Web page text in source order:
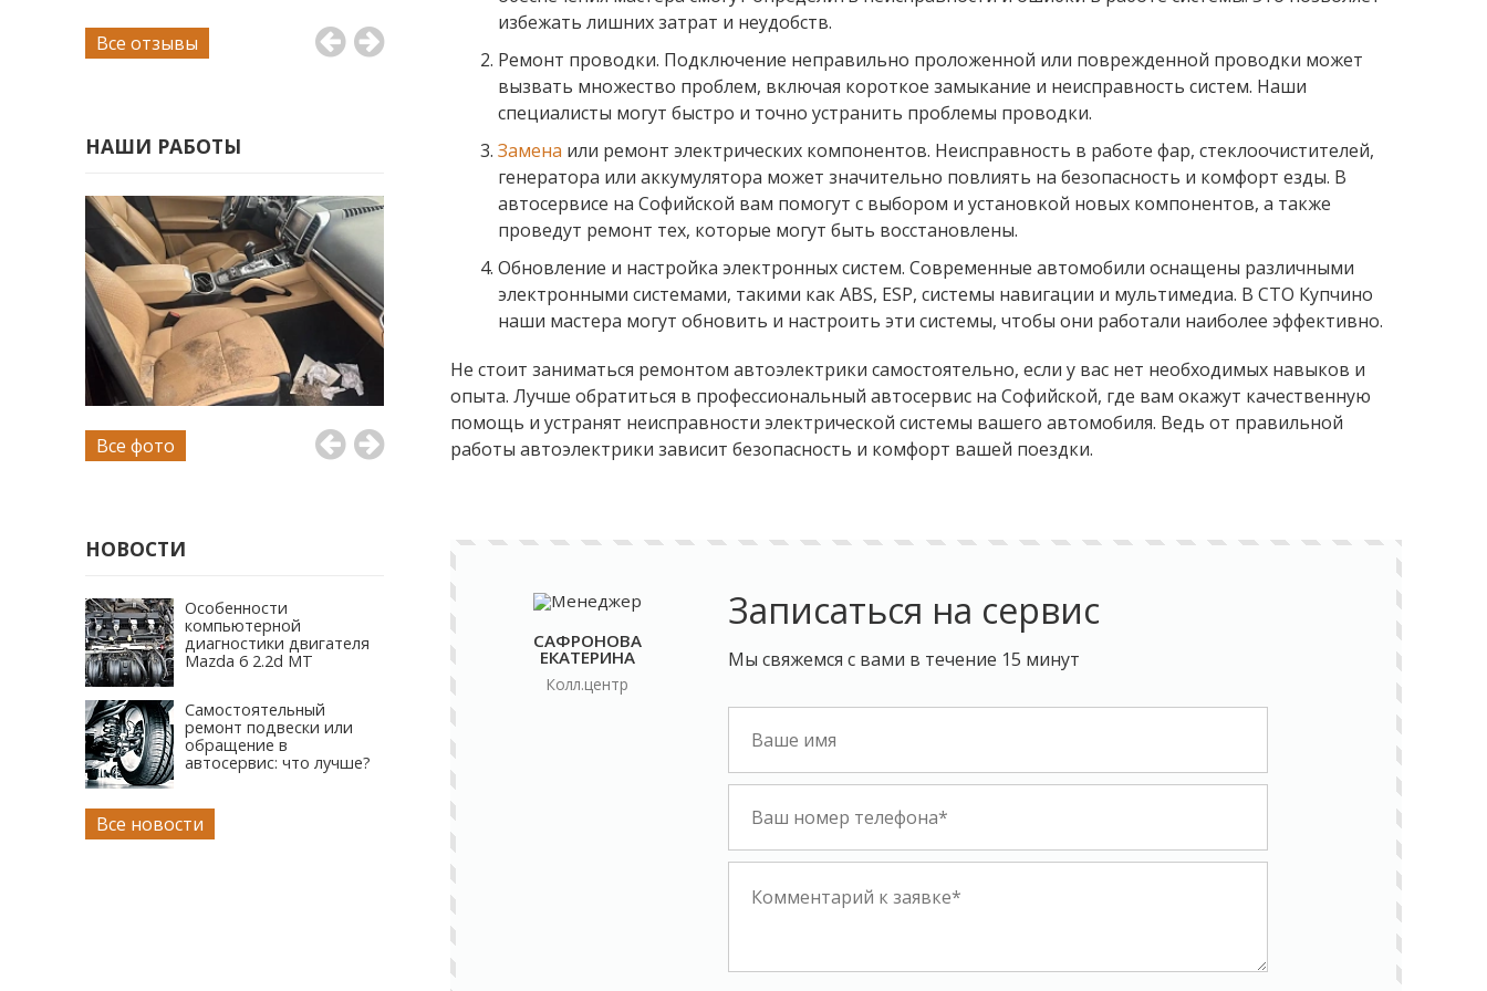
Все отзывы
НАШИ РАБОТЫ
Все фото
НОВОСТИ
Особенности
компьютерной
диагностики двигателя
Mazda 6 2.2d MT
Самостоятельный
ремонт подвески или
обращение в
автосервис: что лучше?
Все новости
избежать лишних затрат и неудобств.
Ремонт проводки. Подключение неправильно проложенной или поврежденной проводки может
вызвать множество проблем, включая короткое замыкание и неисправность систем. Наши
специалисты могут быстро и точно устранить проблемы проводки.
Замена или ремонт электрических компонентов. Неисправность в работе фар, стеклоочистителей,
генератора или аккумулятора может значительно повлиять на безопасность и комфорт езды. В
автосервисе на Софийской вам помогут с выбором и установкой новых компонентов, а также
проведут ремонт тех, которые могут быть восстановлены.
Обновление и настройка электронных систем. Современные автомобили оснащены различными
электронными системами, такими как ABS, ESP, системы навигации и мультимедиа. В СТО Купчино
наши мастера могут обновить и настроить эти системы, чтобы они работали наиболее эффективно.
Не стоит заниматься ремонтом автоэлектрики самостоятельно, если у вас нет необходимых навыков и
опыта. Лучше обратиться в профессиональный автосервис на Софийской, где вам окажут качественную
помощь и устранят неисправности электрической системы вашего автомобиля. Ведь от правильной
работы автоэлектрики зависит безопасность и комфорт вашей поездки.
САФРОНОВА
ЕКАТЕРИНА
Колл.центр
Записаться на сервис
Мы свяжемся с вами в течение 15 минут